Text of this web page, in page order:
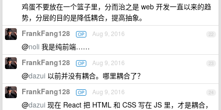
鸡蛋不要放在一个篮子里，分而治之是 web 开发一直以来的趋
势，分层的目的是降低耦合，提高抽象。
22
FrankFang128 OP Aug 9, 2016
@noli 我是纯前端……
23
FrankFang128 OP Aug 9, 2016
@dazui 以前并没有耦合。哪里耦合了？
24
FrankFang128 OP Aug 9, 2016
@dazui 现在 React 把 HTML 和 CSS 写在 JS 里，才是耦合，